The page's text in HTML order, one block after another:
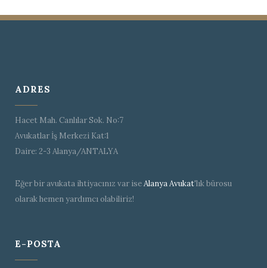
ADRES
Hacet Mah. Canlılar Sok. No:7
Avukatlar İş Merkezi Kat:1
Daire: 2-3 Alanya/ANTALYA
Eğer bir avukata ihtiyacınız var iseAlanya Avukat'lık bürosu
olarak hemen yardımcı olabiliriz!
E-POSTA